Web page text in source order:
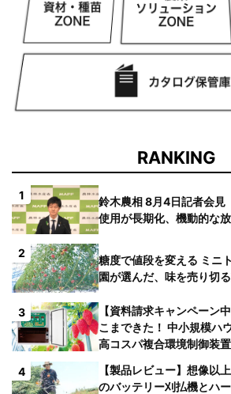
RANKING
1
鈴木農相 8月4日記者会見「政府備蓄米の販売・
使用が長期化、機動的な
2
糖度で値段を変える ミニ
園が選んだ、味を売り切
3
【資料請求キャンペーン
こまできた！ 中小規模ハ
高コスパ複合環境制御装
4
【製品レビュー】想像以
のバッテリー刈払機とハ